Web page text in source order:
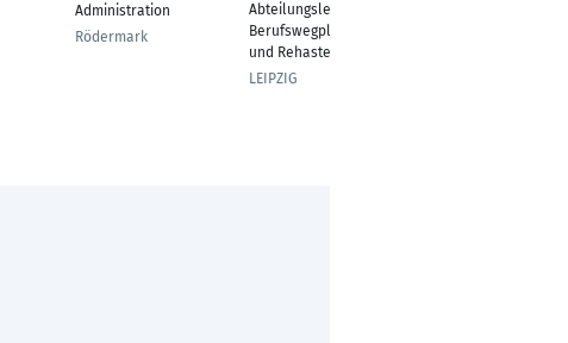
Administration
Rödermark
Abteilungsleiterin
Berufswegplanung
und Rehasteuerung
LEIPZIG